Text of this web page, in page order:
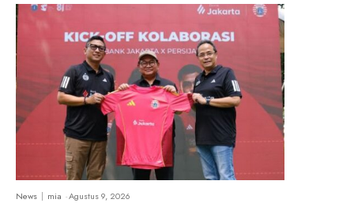
News mia -Agustus 9, 2026